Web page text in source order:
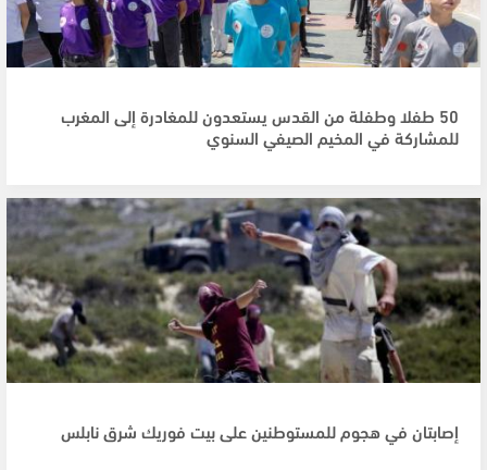
50 طفلا وطفلة من القدس يستعدون للمغادرة إلى المغرب
للمشاركة في المخيم الصيفي السنوي
إصابتان في هجوم للمستوطنين على بيت فوريك شرق نابلس